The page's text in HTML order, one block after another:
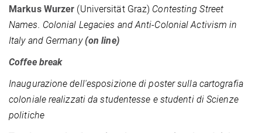
Markus Wurzer (Universität Graz) Contesting Street
Names. Colonial Legacies and Anti-Colonial Activism in
Italy and Germany(on line)
Coffee break
Inaugurazione dell'esposizione di poster sulla cartografia
coloniale realizzati da studentesse e studenti di Scienze
politiche